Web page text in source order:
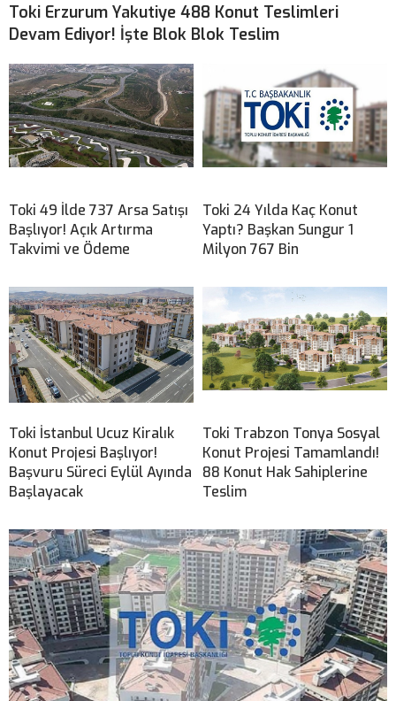
Toki Erzurum Yakutiye 488 Konut Teslimleri
Devam Ediyor! İşte Blok Blok Teslim
Toki 49 İlde 737 Arsa Satışı
Başlıyor! Açık Artırma
Takvimi ve Ödeme
Toki 24 Yılda Kaç Konut
Yaptı? Başkan Sungur 1
Milyon 767 Bin
Toki İstanbul Ucuz Kiralık
Konut Projesi Başlıyor!
Başvuru Süreci Eylül Ayında
Başlayacak
Toki Trabzon Tonya Sosyal
Konut Projesi Tamamlandı!
88 Konut Hak Sahiplerine
Teslim